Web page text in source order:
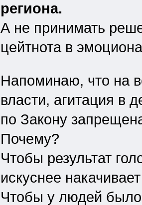
региона.
А не принимать
цейтнота в
Напоминаю, что на
власти, агитация в
по Закону
Почему?
Чтобы результат
искуснее
Чтобы у людей было